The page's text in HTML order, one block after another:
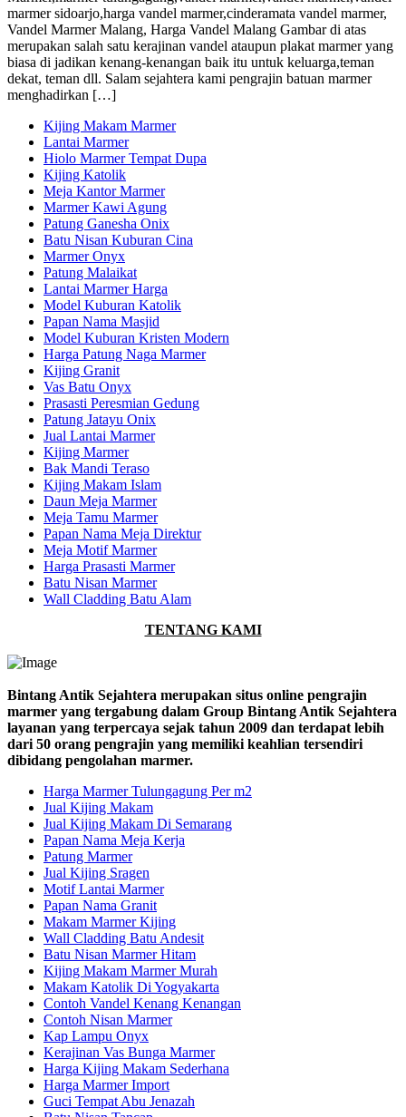
marmer sidoarjo,harga vandel marmer,cinderamata vandel marmer,
Vandel Marmer Malang, Harga Vandel Malang Gambar di atas
merupakan salah satu kerajinan vandel ataupun plakat marmer yang
biasa di jadikan kenang-kenangan baik itu untuk keluarga,teman
dekat, teman dll. Salam sejahtera kami pengrajin batuan marmer
menghadirkan […]
Kijing Makam Marmer
Lantai Marmer
Hiolo Marmer Tempat Dupa
Kijing Katolik
Meja Kantor Marmer
Marmer Kawi Agung
Patung Ganesha Onix
Batu Nisan Kuburan Cina
Marmer Onyx
Patung Malaikat
Lantai Marmer Harga
Model Kuburan Katolik
Papan Nama Masjid
Model Kuburan Kristen Modern
Harga Patung Naga Marmer
Kijing Granit
Vas Batu Onyx
Prasasti Peresmian Gedung
Patung Jatayu Onix
Jual Lantai Marmer
Kijing Marmer
Bak Mandi Teraso
Kijing Makam Islam
Daun Meja Marmer
Meja Tamu Marmer
Papan Nama Meja Direktur
Meja Motif Marmer
Harga Prasasti Marmer
Batu Nisan Marmer
Wall Cladding Batu Alam
TENTANG KAMI
Bintang Antik Sejahtera merupakan situs online pengrajin
marmer yang tergabung dalam Group Bintang Antik Sejahtera
layanan yang terpercaya sejak tahun 2009 dan terdapat lebih
dari 50 orang pengrajin yang memiliki keahlian tersendiri
dibidang pengolahan marmer.
Harga Marmer Tulungagung Per m2
Jual Kijing Makam
Jual Kijing Makam Di Semarang
Papan Nama Meja Kerja
Patung Marmer
Jual Kijing Sragen
Motif Lantai Marmer
Papan Nama Granit
Makam Marmer Kijing
Wall Cladding Batu Andesit
Batu Nisan Marmer Hitam
Kijing Makam Marmer Murah
Makam Katolik Di Yogyakarta
Contoh Vandel Kenang Kenangan
Contoh Nisan Marmer
Kap Lampu Onyx
Kerajinan Vas Bunga Marmer
Harga Kijing Makam Sederhana
Harga Marmer Import
Guci Tempat Abu Jenazah